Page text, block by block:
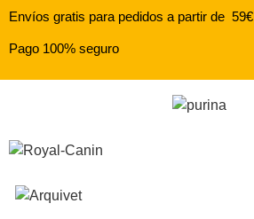
Envíos gratis para pedidos a partir de 59€
Pago 100% seguro